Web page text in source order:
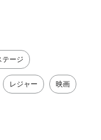
テージ
レジャー 映画